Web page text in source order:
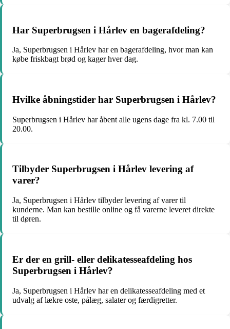
Har Superbrugsen i Hårlev en bagerafdeling?
Ja, Superbrugsen i Hårlev har en bagerafdeling, hvor man kan
købe friskbagt brød og kager hver dag.
Hvilke åbningstider har Superbrugsen i Hårlev?
Superbrugsen i Hårlev har åbent alle ugens dage fra kl. 7.00 til
20.00.
Tilbyder Superbrugsen i Hårlev levering af
varer?
Ja, Superbrugsen i Hårlev tilbyder levering af varer til
kunderne. Man kan bestille online og få varerne leveret direkte
til døren.
Er der en grill- eller delikatesseafdeling hos
Superbrugsen i Hårlev?
Ja, Superbrugsen i Hårlev har en delikatesseafdeling med et
udvalg af lækre oste, pålæg, salater og færdigretter.